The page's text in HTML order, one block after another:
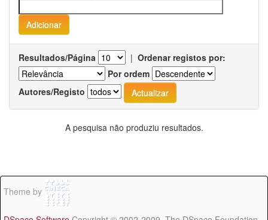
Resultados/Página | Ordenar registos por:
Por ordem
Autores/Registo
A pesquisa não produziu resultados.
Theme by